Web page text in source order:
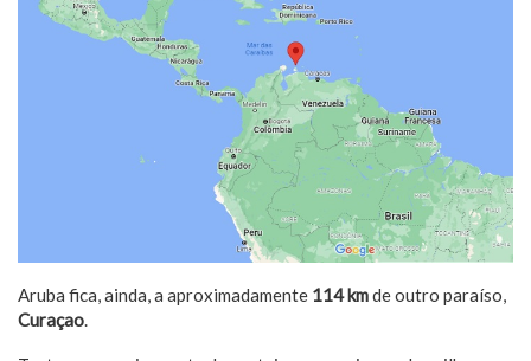
Aruba fica, ainda, a aproximadamente 114 kmde outro paraíso,
Curaçao.